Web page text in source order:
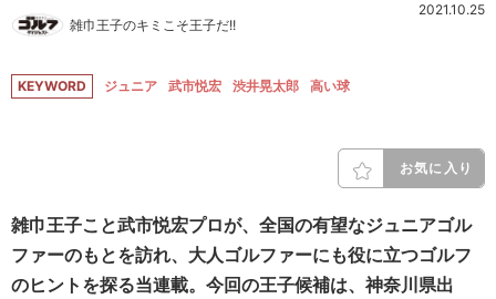
雑巾王子のキミこそ王子だ!!
2021.10.25
KEYWORD ジュニア 武市悦宏 渋井晃太郎 高い球
お気に入り
雑巾王子こと武市悦宏プロが、全国の有望なジュニアゴル
ファーのもとを訪れ、大人ゴルファーにも役に立つゴルフ
のヒントを探る当連載。今回の王子候補は、神奈川県出